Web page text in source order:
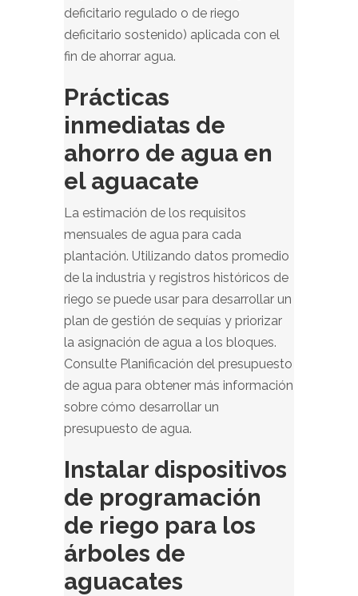
deficitario regulado o de riego
deficitario sostenido) aplicada con el
fin de ahorrar agua.
Prácticas
inmediatas de
ahorro de agua en
el aguacate
La estimación de los requisitos
mensuales de agua para cada
plantación. Utilizando datos promedio
de la industria y registros históricos de
riego se puede usar para desarrollar un
plan de gestión de sequías y priorizar
la asignación de agua a los bloques.
Consulte Planificación del presupuesto
de agua para obtener más información
sobre cómo desarrollar un
presupuesto de agua.
Instalar dispositivos
de programación
de riego para los
árboles de
aguacates